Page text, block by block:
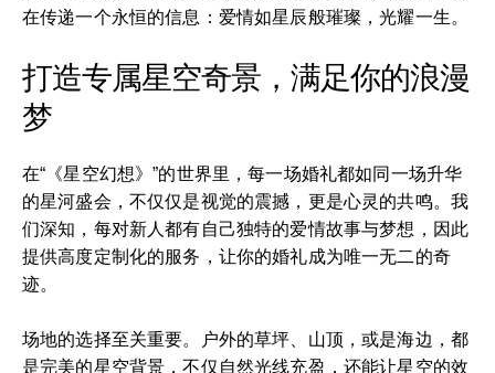
在传递一个永恒的信息：爱情如星辰般璀璨，光耀一生。
打造专属星空奇景，满足你的浪漫
梦
在“《星空幻想》”的世界里，每一场婚礼都如同一场升华
的星河盛会，不仅仅是视觉的震撼，更是心灵的共鸣。我
们深知，每对新人都有自己独特的爱情故事与梦想，因此
提供高度定制化的服务，让你的婚礼成为唯一无二的奇
迹。
场地的选择至关重要。户外的草坪、山顶，或是海边，都
是完美的星空背景，不仅自然光线充盈，还能让星空的效